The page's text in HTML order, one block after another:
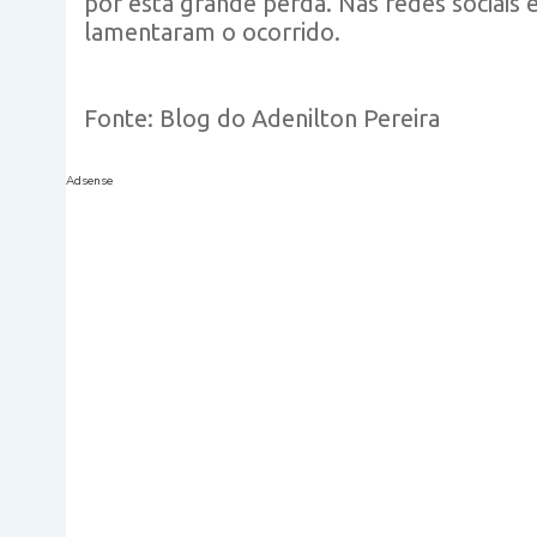
lamentaram o ocorrido.
Fonte: Blog do Adenilton Pereira
Adsense